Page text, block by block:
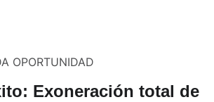
OPORTUNIDAD
Exoneración total de